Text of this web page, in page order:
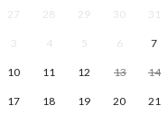
27 28 29 30 31
3 4 5 6 7
10 11 12 13 14
17 18 19 20 21